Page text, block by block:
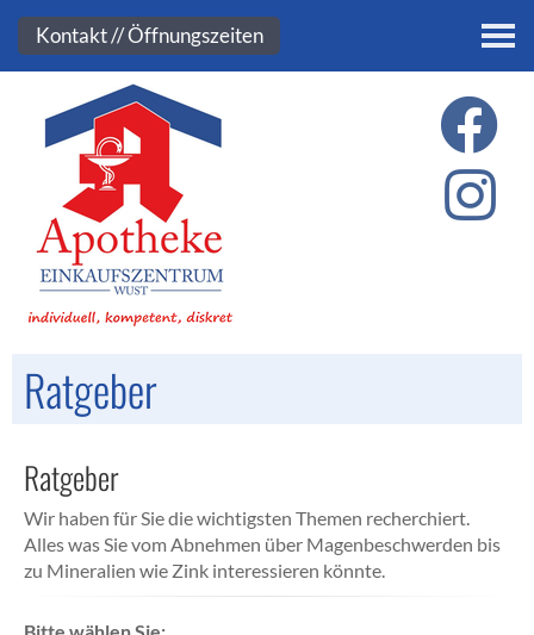
Kontakt
Ratgeber
Ratgeber
Wir haben für Sie die wichtigsten Themen recherchiert.
Alles was Sie vom Abnehmen über Magenbeschwerden bis
zu Mineralien wie Zink interessieren könnte.
Kontakt // Öffnungszeiten